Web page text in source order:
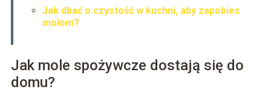
Jak dbać o czystość w kuchni, aby zapobiec
molom?
Jak mole spożywcze dostają się do
domu?